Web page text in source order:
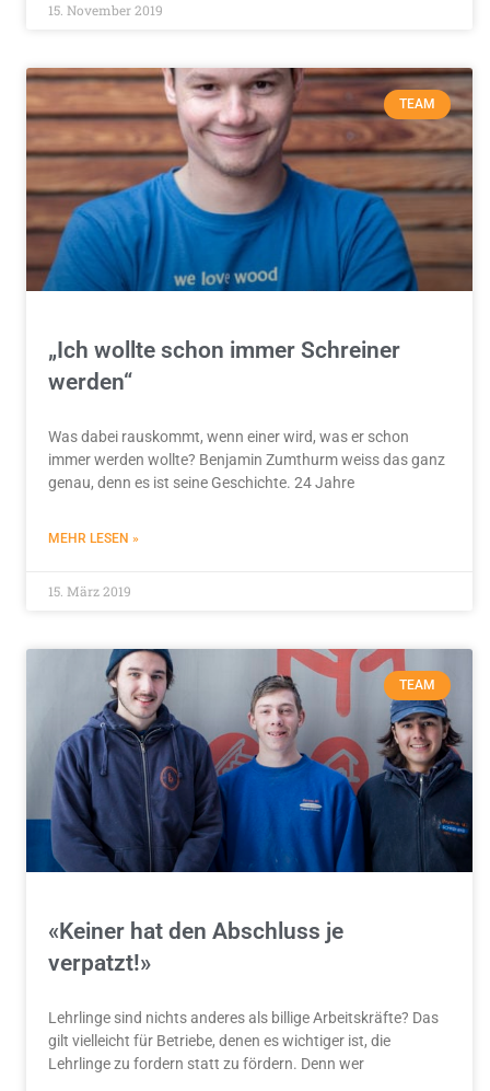
15. November 2019
TEAM
„Ich wollte schon immer Schreiner
werden“
Was dabei rauskommt, wenn einer wird, was er schon
immer werden wollte? Benjamin Zumthurm weiss das ganz
genau, denn es ist seine Geschichte. 24 Jahre
MEHR LESEN »
15. März 2019
TEAM
«Keiner hat den Abschluss je
verpatzt!»
Lehrlinge sind nichts anderes als billige Arbeitskräfte? Das
gilt vielleicht für Betriebe, denen es wichtiger ist, die
Lehrlinge zu fordern statt zu fördern. Denn wer